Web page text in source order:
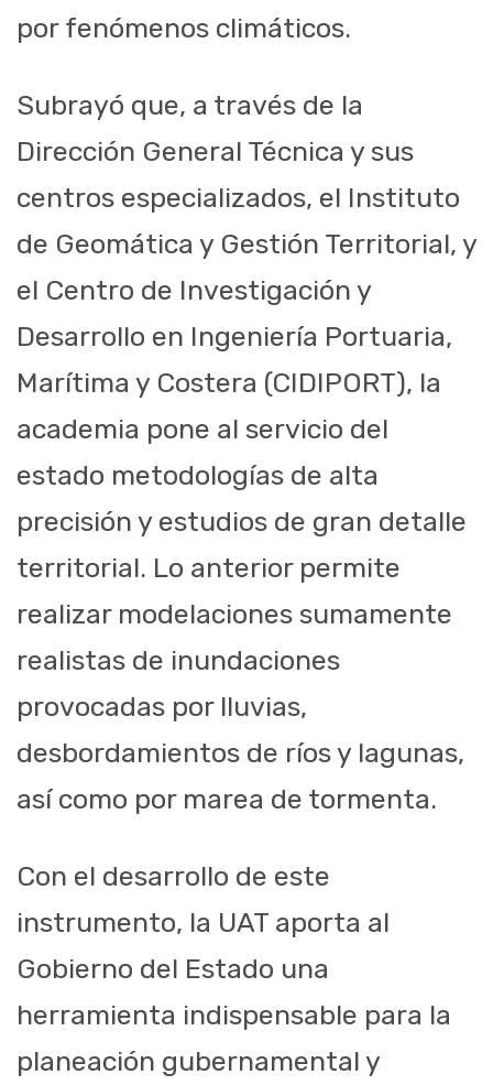
por fenómenos climáticos.
Subrayó que, a través de la
Dirección General Técnica y sus
centros especializados, el Instituto
de Geomática y Gestión Territorial, y
el Centro de Investigación y
Desarrollo en Ingeniería Portuaria,
Marítima y Costera (CIDIPORT), la
academia pone al servicio del
estado metodologías de alta
precisión y estudios de gran detalle
territorial. Lo anterior permite
realizar modelaciones sumamente
realistas de inundaciones
provocadas por lluvias,
desbordamientos de ríos y lagunas,
así como por marea de tormenta.
Con el desarrollo de este
instrumento, la UAT aporta al
Gobierno del Estado una
herramienta indispensable para la
planeación gubernamental y